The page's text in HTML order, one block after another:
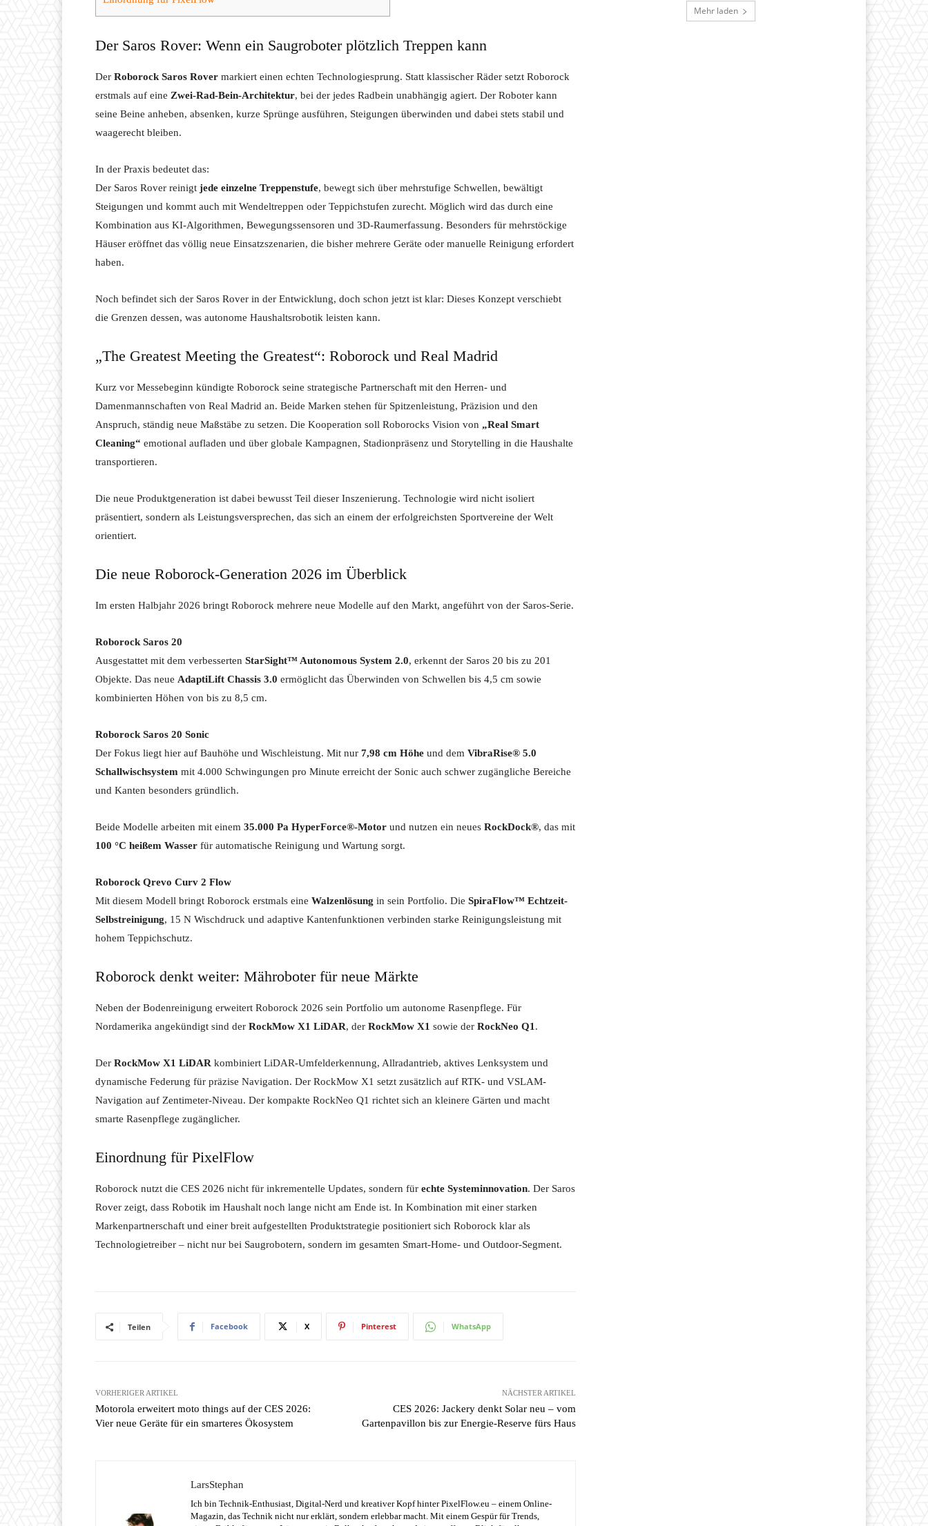
Der Saros Rover: Wenn ein Saugroboter plötzlich Treppen kann
Der Roborock Saros Rover markiert einen echten Technologiesprung. Statt klassischer Räder setzt Roborock
erstmals auf eine Zwei-Rad-Bein-Architektur, bei der jedes Radbein unabhängig agiert. Der Roboter kann
seine Beine anheben, absenken, kurze Sprünge ausführen, Steigungen überwinden und dabei stets stabil und
waagerecht bleiben.
In der Praxis bedeutet das:
Der Saros Rover reinigt jede einzelne Treppenstufe, bewegt sich über mehrstufige Schwellen, bewältigt
Steigungen und kommt auch mit Wendeltreppen oder Teppichstufen zurecht. Möglich wird das durch eine
Kombination aus KI-Algorithmen, Bewegungssensoren und 3D-Raumerfassung. Besonders für mehrstöckige
Häuser eröffnet das völlig neue Einsatzszenarien, die bisher mehrere Geräte oder manuelle Reinigung erfordert
haben.
Noch befindet sich der Saros Rover in der Entwicklung, doch schon jetzt ist klar: Dieses Konzept verschiebt
die Grenzen dessen, was autonome Haushaltsrobotik leisten kann.
„The Greatest Meeting the Greatest“: Roborock und Real Madrid
Kurz vor Messebeginn kündigte Roborock seine strategische Partnerschaft mit den Herren- und
Damenmannschaften von Real Madrid an. Beide Marken stehen für Spitzenleistung, Präzision und den
Anspruch, ständig neue Maßstäbe zu setzen. Die Kooperation soll Roborocks Vision von „Real Smart
Cleaning“ emotional aufladen und über globale Kampagnen, Stadionpräsenz und Storytelling in die Haushalte
transportieren.
Die neue Produktgeneration ist dabei bewusst Teil dieser Inszenierung. Technologie wird nicht isoliert
präsentiert, sondern als Leistungsversprechen, das sich an einem der erfolgreichsten Sportvereine der Welt
orientiert.
Die neue Roborock-Generation 2026 im Überblick
Im ersten Halbjahr 2026 bringt Roborock mehrere neue Modelle auf den Markt, angeführt von der Saros-Serie.
Roborock Saros 20
Ausgestattet mit dem verbesserten StarSight™ Autonomous System 2.0, erkennt der Saros 20 bis zu 201
Objekte. Das neue AdaptiLift Chassis 3.0 ermöglicht das Überwinden von Schwellen bis 4,5 cm sowie
kombinierten Höhen von bis zu 8,5 cm.
Roborock Saros 20 Sonic
Der Fokus liegt hier auf Bauhöhe und Wischleistung. Mit nur 7,98 cm Höhe und dem VibraRise® 5.0
Schallwischsystem mit 4.000 Schwingungen pro Minute erreicht der Sonic auch schwer zugängliche Bereiche
und Kanten besonders gründlich.
Beide Modelle arbeiten mit einem 35.000 Pa HyperForce®-Motor und nutzen ein neues RockDock®, das mit
100 °C heißem Wasser für automatische Reinigung und Wartung sorgt.
Roborock Qrevo Curv 2 Flow
Mit diesem Modell bringt Roborock erstmals eine Walzenlösung in sein Portfolio. Die SpiraFlow™ Echtzeit-
Selbstreinigung, 15 N Wischdruck und adaptive Kantenfunktionen verbinden starke Reinigungsleistung mit
hohem Teppichschutz.
Roborock denkt weiter: Mähroboter für neue Märkte
Neben der Bodenreinigung erweitert Roborock 2026 sein Portfolio um autonome Rasenpflege. Für
Nordamerika angekündigt sind der RockMow X1 LiDAR, der RockMow X1 sowie der RockNeo Q1 .
Der RockMow X1 LiDAR kombiniert LiDAR-Umfelderkennung, Allradantrieb, aktives Lenksystem und
dynamische Federung für präzise Navigation. Der RockMow X1 setzt zusätzlich auf RTK- und VSLAM-
Navigation auf Zentimeter-Niveau. Der kompakte RockNeo Q1 richtet sich an kleinere Gärten und macht
smarte Rasenpflege zugänglicher.
Einordnung für PixelFlow
Roborock nutzt die CES 2026 nicht für inkrementelle Updates, sondern für echte Systeminnovation. Der Saros
Rover zeigt, dass Robotik im Haushalt noch lange nicht am Ende ist. In Kombination mit einer starken
Markenpartnerschaft und einer breit aufgestellten Produktstrategie positioniert sich Roborock klar als
Technologietreiber – nicht nur bei Saugrobotern, sondern im gesamten Smart-Home- und Outdoor-Segment.
Teilen Facebook X Pinterest WhatsApp
VORHERIGER ARTIKEL
Motorola erweitert moto things auf der CES 2026:
Vier neue Geräte für ein smarteres Ökosystem
NÄCHSTER ARTIKEL
CES 2026: Jackery denkt Solar neu – vom
Gartenpavillon bis zur Energie-Reserve fürs Haus
LarsStephan
Ich bin Technik-Enthusiast, Digital-Nerd und kreativer Kopf hinter PixelFlow.eu – einem Online-
Magazin, das Technik nicht nur erklärt, sondern erlebbar macht. Mit einem Gespür für Trends,
Mehr laden